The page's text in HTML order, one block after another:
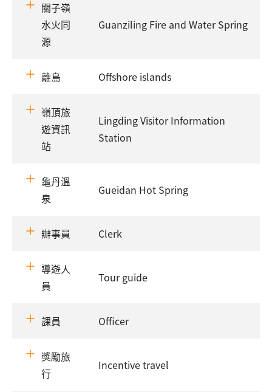
關子嶺
水火同
源
Guanziling Fire and Water Spring
離島 Offshore islands
嶺頂旅
遊資訊
站
Lingding Visitor Information
Station
龜丹溫
泉
Gueidan Hot Spring
辦事員 Clerk
導遊人
員
Tour guide
課員 Officer
獎勵旅
行
Incentive travel